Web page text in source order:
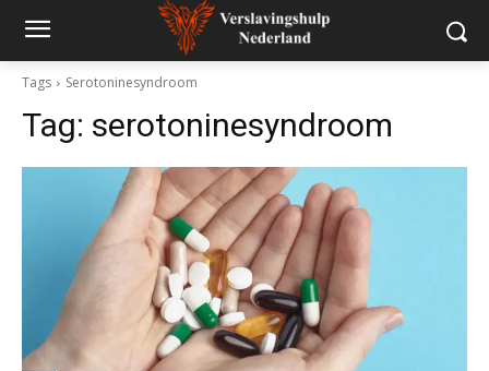
Tags Serotoninesyndroom
Tag: serotoninesyndroom